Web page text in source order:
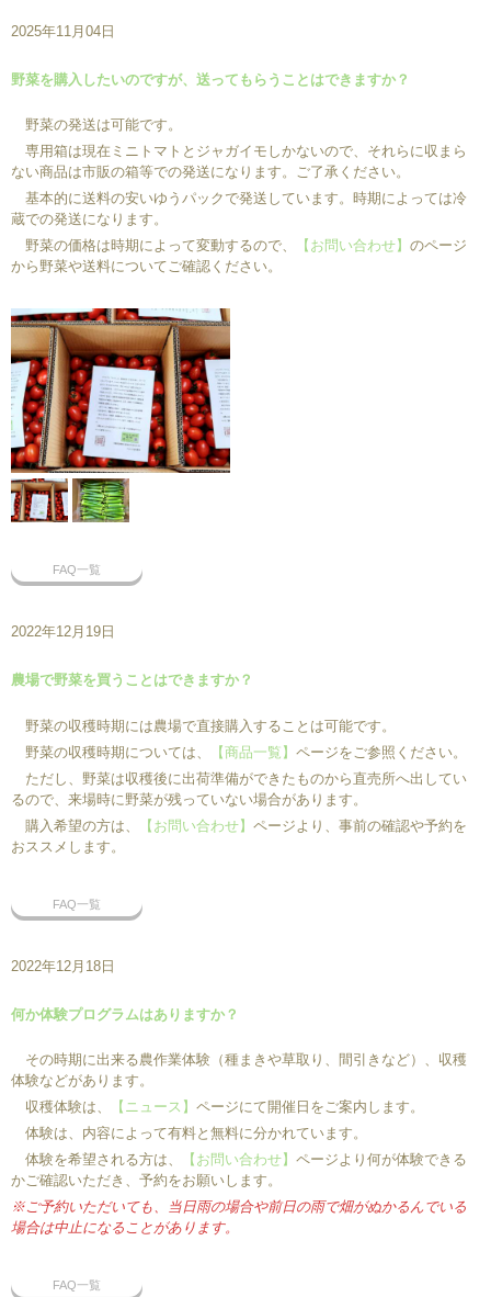
2025年11月04日
野菜を購入したいのですが、送ってもらうことはできますか？
野菜の発送は可能です。
専用箱は現在ミニトマトとジャガイモしかないので、それらに収まら
ない商品は市販の箱等での発送になります。ご了承ください。
基本的に送料の安いゆうパックで発送しています。時期によっては冷
蔵での発送になります。
野菜の価格は時期によって変動するので、
【お問い合わせ】 のページ
から野菜や送料についてご確認ください。
FAQ一覧
2022年12月19日
農場で野菜を買うことはできますか？
野菜の収穫時期には農場で直接購入することは可能です。
野菜の収穫時期については、
【商品一覧】 ページをご参照ください。
ただし、野菜は収穫後に出荷準備ができたものから直売所へ出してい
るので、来場時に野菜が残っていない場合があります。
購入希望の方は、
【お問い合わせ】 ページより、事前の確認や予約を
おススメします。
FAQ一覧
2022年12月18日
何か体験プログラムはありますか？
その時期に出来る農作業体験（種まきや草取り、間引きなど）、収穫
体験などがあります。
収穫体験は、
【ニュース】 ページにて開催日をご案内します。
体験は、内容によって有料と無料に分かれています。
体験を希望される方は、
【お問い合わせ】 ページより何が体験できる
かご確認いただき、予約をお願いします。
※ご予約いただいても、当日雨の場合や前日の雨で畑がぬかるんでいる
場合は中止になることがあります。
FAQ一覧